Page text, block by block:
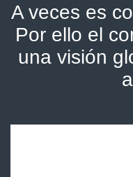
A veces es
Por ello el
una visión